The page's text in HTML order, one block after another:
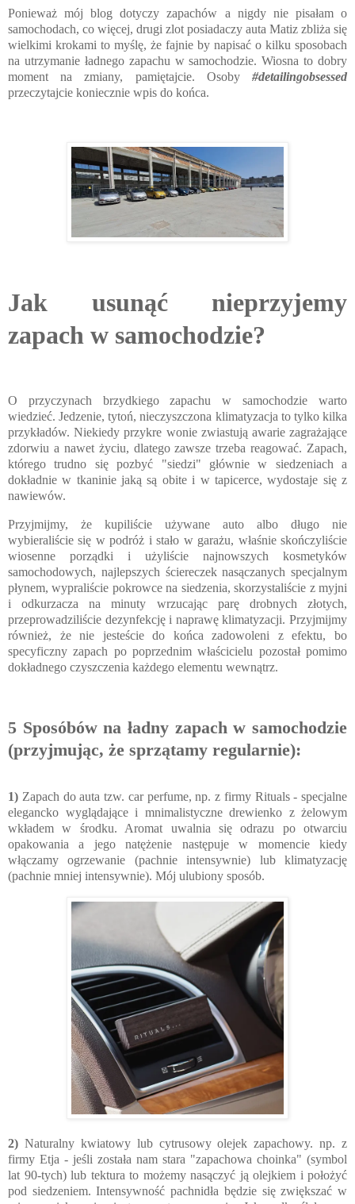
Ponieważ mój blog dotyczy zapachów a nigdy nie pisałam o
samochodach, co więcej, drugi zlot posiadaczy auta Matiz zbliża się
wielkimi krokami to myślę, że fajnie by napisać o kilku sposobach
na utrzymanie ładnego zapachu w samochodzie. Wiosna to dobry
moment na zmiany, pamiętajcie. Osoby #detailingobsessed
przeczytajcie koniecznie wpis do końca.
Jak usunąć nieprzyjemy
zapach w samochodzie?
O przyczynach brzydkiego zapachu w samochodzie warto
wiedzieć. Jedzenie, tytoń, nieczyszczona klimatyzacja to tylko kilka
przykładów. Niekiedy przykre wonie zwiastują awarie zagrażające
zdorwiu a nawet życiu, dlatego zawsze trzeba reagować. Zapach,
którego trudno się pozbyć "siedzi" głównie w siedzeniach a
dokładnie w tkaninie jaką są obite i w tapicerce, wydostaje się z
nawiewów.
Przyjmijmy, że kupiliście używane auto albo długo nie
wybieraliście się w podróż i stało w garażu, właśnie skończyliście
wiosenne porządki i użyliście najnowszych kosmetyków
samochodowych, najlepszych ściereczek nasączanych specjalnym
płynem, wypraliście pokrowce na siedzenia, skorzystaliście z myjni
i odkurzacza na minuty wrzucając parę drobnych złotych,
przeprowadziliście dezynfekcję i naprawę klimatyzacji. Przyjmijmy
również, że nie jesteście do końca zadowoleni z efektu, bo
specyficzny zapach po poprzednim właścicielu pozostał pomimo
dokładnego czyszczenia każdego elementu wewnątrz.
5 Sposóbów na ładny zapach w samochodzie
(przyjmując, że sprzątamy regularnie):
1) Zapach do auta tzw. car perfume, np. z firmy Rituals - specjalne
elegancko wyglądające i mnimalistyczne drewienko z żelowym
wkładem w środku. Aromat uwalnia się odrazu po otwarciu
opakowania a jego natężenie następuje w momencie kiedy
włączamy ogrzewanie (pachnie intensywnie) lub klimatyzację
(pachnie mniej intensywnie). Mój ulubiony sposób.
2) Naturalny kwiatowy lub cytrusowy olejek zapachowy. np. z
firmy Etja - jeśli została nam stara "zapachowa choinka" (symbol
lat 90-tych) lub tektura to możemy nasączyć ją olejkiem i położyć
pod siedzeniem. Intensywność pachnidła będzie się zwiększać w